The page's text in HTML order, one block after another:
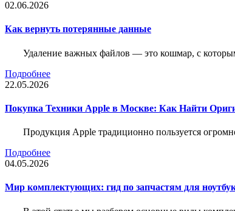
02.06.2026
Как вернуть потерянные данные
Удаление важных файлов — это кошмар, с
Подробнее
22.05.2026
Покупка Техники Apple в Москве: Как Найти
Продукция Apple традиционно пользуется
Подробнее
04.05.2026
Мир комплектующих: гид по запчастям для